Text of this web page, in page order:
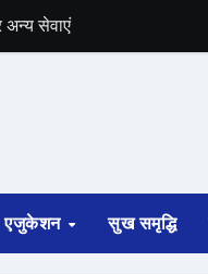
चुनाव की घोषणा
साफ
एजुकेशन सुख समृद्धि